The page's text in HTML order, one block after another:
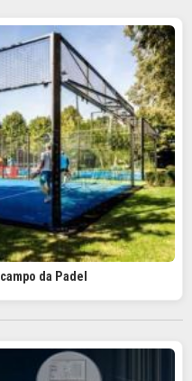
da Padel